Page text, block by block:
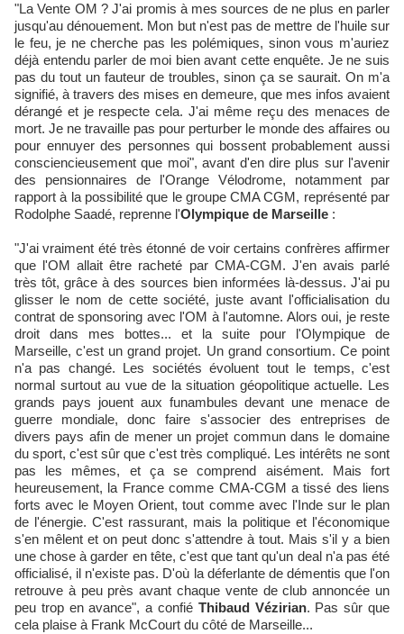
"La Vente OM ? J'ai promis à mes sources de ne plus en parler
jusqu'au dénouement. Mon but n'est pas de mettre de l'huile sur
le feu, je ne cherche pas les polémiques, sinon vous m'auriez
déjà entendu parler de moi bien avant cette enquête. Je ne suis
pas du tout un fauteur de troubles, sinon ça se saurait. On m'a
signifié, à travers des mises en demeure, que mes infos avaient
dérangé et je respecte cela. J'ai même reçu des menaces de
mort. Je ne travaille pas pour perturber le monde des affaires ou
pour ennuyer des personnes qui bossent probablement aussi
consciencieusement que moi", avant d'en dire plus sur l'avenir
des pensionnaires de l'Orange Vélodrome, notamment par
rapport à la possibilité que le groupe CMA CGM, représenté par
Rodolphe Saadé, reprenne l'Olympique de Marseille :
"J'ai vraiment été très étonné de voir certains confrères affirmer
que l'OM allait être racheté par CMA-CGM. J'en avais parlé
très tôt, grâce à des sources bien informées là-dessus. J'ai pu
glisser le nom de cette société, juste avant l'officialisation du
contrat de sponsoring avec l'OM à l'automne. Alors oui, je reste
droit dans mes bottes... et la suite pour l'Olympique de
Marseille, c'est un grand projet. Un grand consortium. Ce point
n'a pas changé. Les sociétés évoluent tout le temps, c'est
normal surtout au vue de la situation géopolitique actuelle. Les
grands pays jouent aux funambules devant une menace de
guerre mondiale, donc faire s'associer des entreprises de
divers pays afin de mener un projet commun dans le domaine
du sport, c'est sûr que c'est très compliqué. Les intérêts ne sont
pas les mêmes, et ça se comprend aisément. Mais fort
heureusement, la France comme CMA-CGM a tissé des liens
forts avec le Moyen Orient, tout comme avec l'Inde sur le plan
de l'énergie. C'est rassurant, mais la politique et l'économique
s'en mêlent et on peut donc s'attendre à tout. Mais s'il y a bien
une chose à garder en tête, c'est que tant qu'un deal n'a pas été
officialisé, il n'existe pas. D'où la déferlante de démentis que l'on
retrouve à peu près avant chaque vente de club annoncée un
peu trop en avance", a confié Thibaud Vézirian. Pas sûr que
cela plaise à Frank McCourt du côté de Marseille...